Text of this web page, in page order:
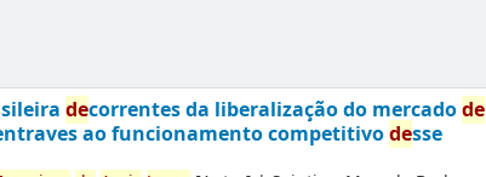
decorrentes da liberalização do mercadode
ao funcionamento competitivodesse